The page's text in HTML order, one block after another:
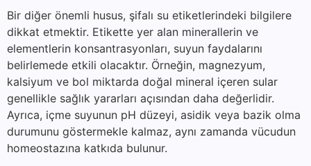
Bir diğer önemli husus, şifalı su etiketlerindeki bilgilere
dikkat etmektir. Etikette yer alan minerallerin ve
elementlerin konsantrasyonları, suyun faydalarını
belirlemede etkili olacaktır. Örneğin, magnezyum,
kalsiyum ve bol miktarda doğal mineral içeren sular
genellikle sağlık yararları açısından daha değerlidir.
Ayrıca, içme suyunun pH düzeyi, asidik veya bazik olma
durumunu göstermekle kalmaz, aynı zamanda vücudun
homeostazına katkıda bulunur.